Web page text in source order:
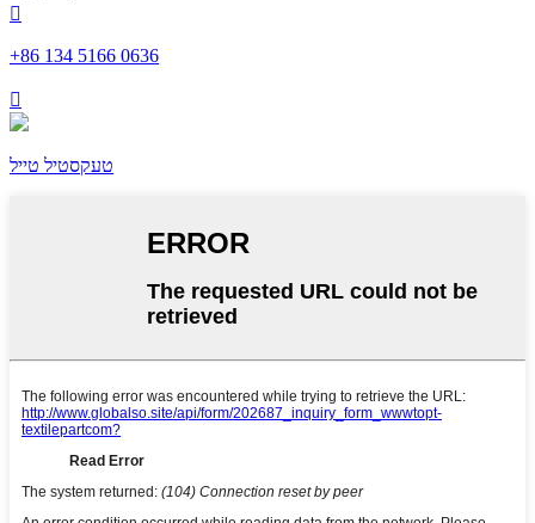

+86 134 5166 0636

טעקסטיל טייל